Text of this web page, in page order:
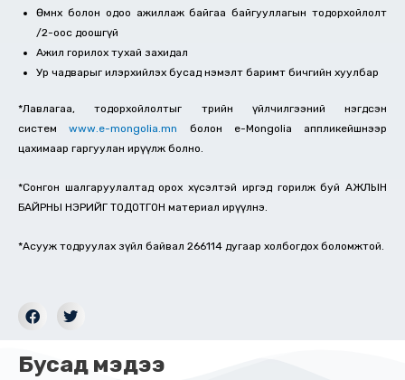
Өмнөх болон одоо ажиллаж байгаа байгууллагын тодорхойлолт
/2-оос доошгүй
Ажил горилох тухай захидал
Ур чадварыг илэрхийлэх бусад нэмэлт баримт бичгийн хуулбар
*Лавлагаа, тодорхойлолтыг төрийн үйлчилгээний нэгдсэн
системwww.e-mongolia.mn болон e-Mongolia аппликейшнээр
цахимаар гаргуулан ирүүлж болно.
*Сонгон шалгаруулалтад орох хүсэлтэй иргэд горилж буй АЖЛЫН
БАЙРНЫ НЭРИЙГ ТОДОТГОН материал ирүүлнэ.
*Асууж тодруулах зүйл байвал 266114 дугаар холбогдох боломжтой.
Бусад мэдээ